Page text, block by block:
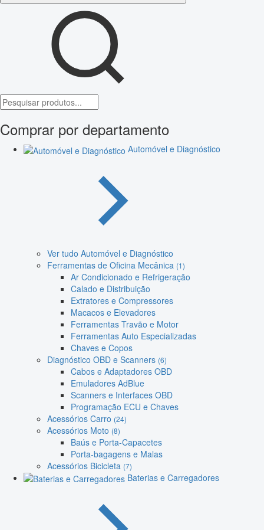
Comprar por departamento
Automóvel e Diagnóstico
Ver tudo Automóvel e Diagnóstico
Ferramentas de Oficina Mecânica (1)
Ar Condicionado e Refrigeração
Calado e Distribuição
Extratores e Compressores
Macacos e Elevadores
Ferramentas Travão e Motor
Ferramentas Auto Especializadas
Chaves e Copos
Diagnóstico OBD e Scanners (6)
Cabos e Adaptadores OBD
Emuladores AdBlue
Scanners e Interfaces OBD
Programação ECU e Chaves
Acessórios Carro (24)
Acessórios Moto (8)
Baús e Porta-Capacetes
Porta-bagagens e Malas
Acessórios Bicicleta (7)
Baterias e Carregadores